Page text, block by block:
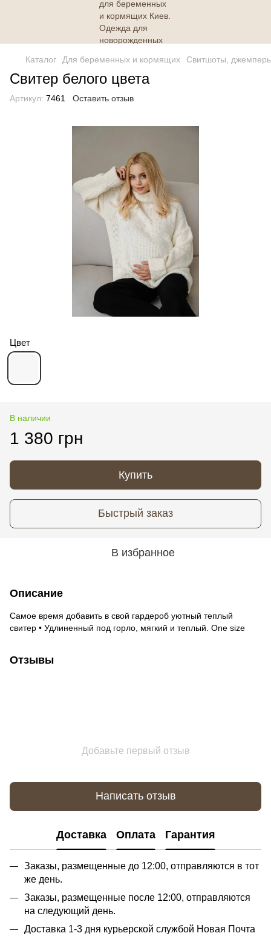
Каталог Для беременных и кормящих Свитшоты,
Свитер белого цвета
Артикул: 7461 Оставить отзыв
Цвет
В наличии
1 380 грн
Купить
Быстрый заказ
В избранное
Описание
Самое время добавить в свой гардероб уютный теплый
свитер • Удлиненный под горло, мягкий и теплый. One size
Отзывы
Добавьте первый отзыв
Написать отзыв
Доставка Оплата Гарантия
Заказы, размещенные до 12:00, отправляются в тот
же день.
Заказы, размещенные после 12:00, отправляются
на следующий день.
Доставка 1-3 дня курьерской службой Новая Почта